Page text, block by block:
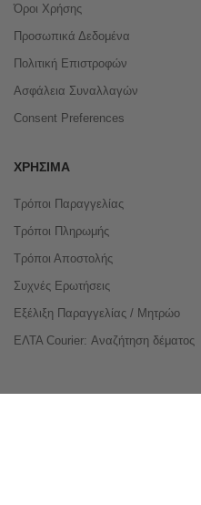
Όροι Χρήσης
Προσωπικά Δεδομένα
Πολιτική Επιστροφών
Ασφάλεια Συναλλαγών
Consent Preferences
ΧΡΉΣΙΜΑ
Τρόποι Παραγγελίας
Τρόποι Πληρωμής
Τρόποι Αποστολής
Συχνές Ερωτήσεις
Εξέλιξη Παραγγελίας / Μητρώο
ΕΛΤΑ Courier: Αναζήτηση δέματος